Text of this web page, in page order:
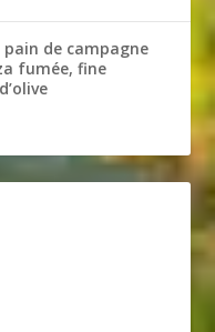
de campagne
fumée, fine